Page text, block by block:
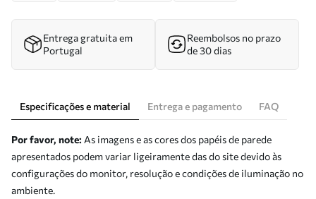
Entrega gratuita em
Portugal
Reembolsos no prazo
de 30 dias
Especificações e material Entrega e pagamento FAQ
Por favor, note: As imagens e as cores dos papéis de parede
apresentados podem variar ligeiramente das do site devido às
configurações do monitor, resolução e condições de iluminação no
ambiente.